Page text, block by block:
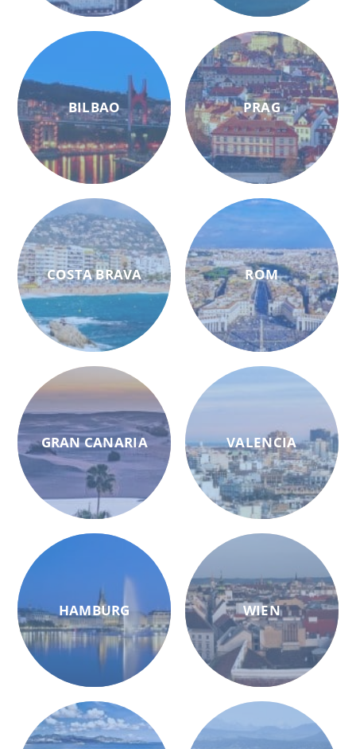
BILBAO
COSTA BRAVA
GRAN CANARIA
HAMBURG
PRAG
ROM
VALENCIA
WIEN